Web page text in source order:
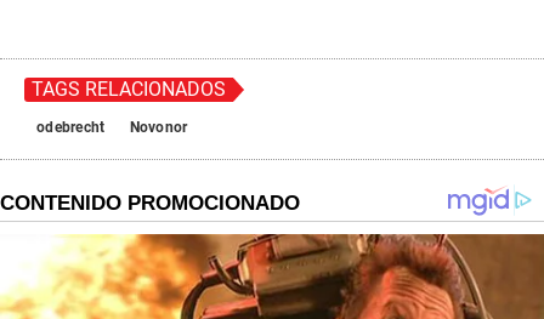
TAGS RELACIONADOS
odebrecht Novonor